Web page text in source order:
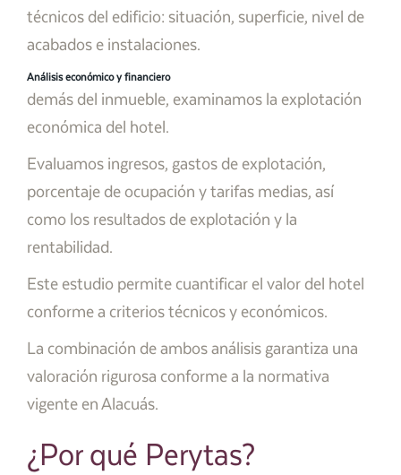
técnicos del edificio: situación, superficie, nivel de
acabados e instalaciones.
Análisis económico y financiero
demás del inmueble, examinamos la explotación
económica del hotel.
Evaluamos ingresos, gastos de explotación,
porcentaje de ocupación y tarifas medias, así
como los resultados de explotación y la
rentabilidad.
Este estudio permite cuantificar el valor del hotel
conforme a criterios técnicos y económicos.
La combinación de ambos análisis garantiza una
valoración rigurosa conforme a la normativa
vigente en Alacuás.
¿Por qué Perytas?